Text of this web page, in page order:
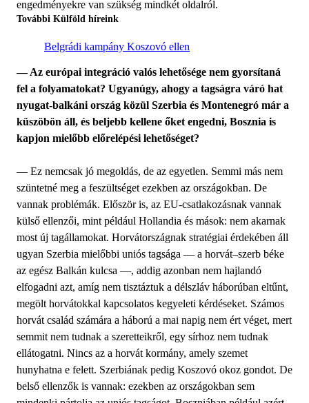
engedményekre van szükség mindkét oldalról.
További Külföld híreink
Belgrádi kampány Koszovó ellen
— Az európai integráció valós lehetősége nem gyorsítaná
fel a folyamatokat? Ugyanúgy, ahogy a tagságra váró hat
nyugat-balkáni ország közül Szerbia és Montenegró már a
küszöbön áll, és beljebb kellene őket engedni, Bosznia is
kapjon mielőbb előrelépési lehetőséget?
— Ez nemcsak jó megoldás, de az egyetlen. Semmi más nem
szüntetné meg a feszültséget ezekben az országokban. De
vannak problémák. Először is, az EU-csatlakozásnak vannak
külső ellenzői, mint például Hollandia és mások: nem akarnak
most új tagállamokat. Horvátországnak stratégiai érdekében áll
ugyan Szerbia mielőbbi uniós tagsága — a horvát–szerb béke
az egész Balkán kulcsa —, addig azonban nem hajlandó
elfogadni azt, amíg nem tisztáztuk a délszláv háborúban eltűnt,
megölt horvátokkal kapcsolatos kegyeleti kérdéseket. Számos
horvát család számára a háború a mai napig nem ért véget, mert
semmit nem tudnak a szeretteikről, egy sírhoz nem tudnak
ellátogatni. Nincs az a horvát kormány, amely szemet
hunyhatna e felett. Szerbiának pedig Koszovó okoz gondot. De
belső ellenzők is vannak: ezekben az országokban sem